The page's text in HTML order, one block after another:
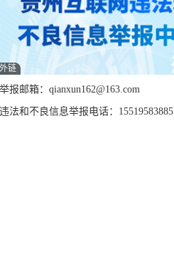
外链
举报邮箱：qianxun162@163.com
违法和不良信息举报电话：15519583885